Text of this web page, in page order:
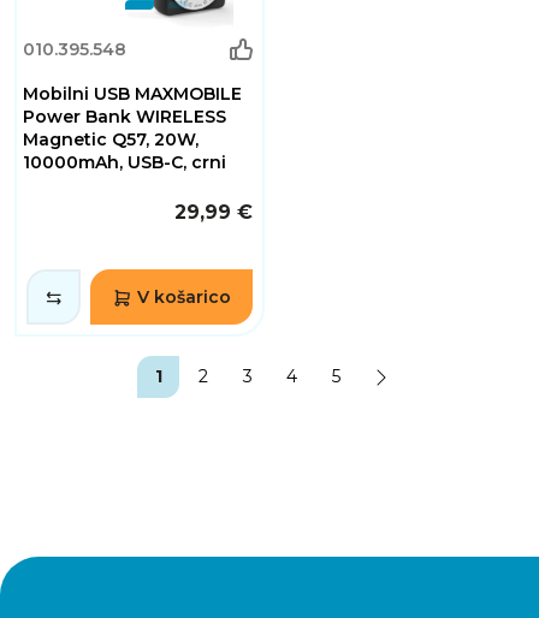
010.395.548
Mobilni USB MAXMOBILE
Power Bank WIRELESS
Magnetic Q57, 20W,
10000mAh, USB-C, crni
29,99 €
V košarico
1 2 3 4 5